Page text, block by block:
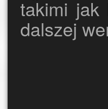
takimi jak
dalszej